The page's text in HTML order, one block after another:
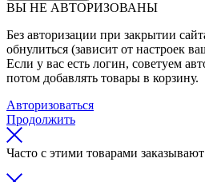
ВЫ НЕ АВТОРИЗОВАНЫ
Без авторизации при закрытии
обнулиться (зависит от настроек
Если у вас есть логин, советуем
потом добавлять товары в корзину.
Авторизоваться
Продолжить
Часто с этими товарами